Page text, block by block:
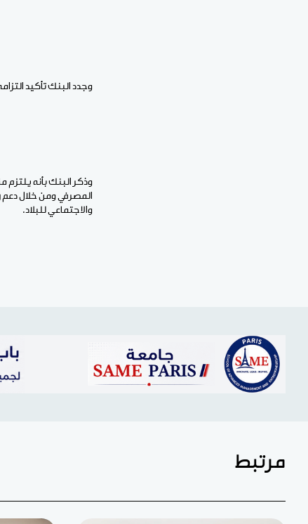
وجدد البنك تأكيد
وذكر البنك بأنه يلتزم
المصرفي ومن خلال دعم
والاجتماعي للبلاد.
مرتبط